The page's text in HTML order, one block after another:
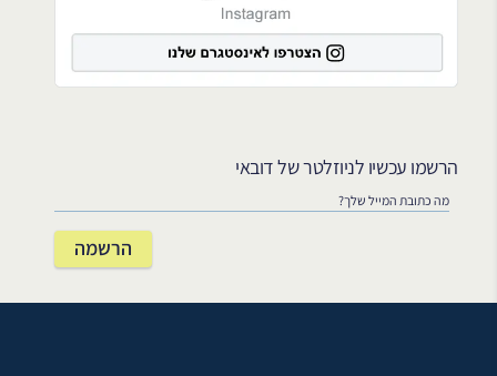
הרשמו עכשיו לניוזלטר של דובאי